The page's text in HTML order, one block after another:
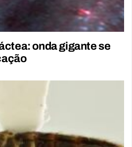
onda gigante se